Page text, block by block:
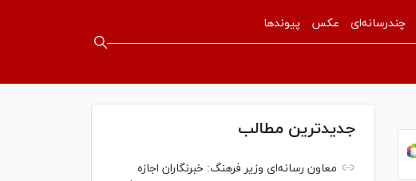
چندرسانه‌ای عکس پیوندها
جدیدترین مطالب
معاون رسانه‌ای وزیر فرهنگ: خبرنگاران اجازه